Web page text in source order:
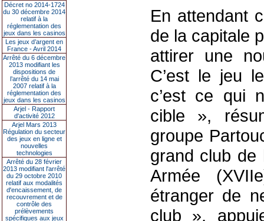
Décret no 2014-1724
du 30 décembre 2014
relatif à la
réglementation des
jeux dans les casinos
Les jeux d’argent en
France - Avril 2014
Arrêté du 6 décembre
2013 modifiant les
dispositions de
l’arrêté du 14 mai
2007 relatif à la
réglementation des
jeux dans les casinos
Arjel - Rapport
d'activité 2012
Arjel Mars 2013
Régulation du secteur
des jeux en ligne et
nouvelles
technologies
Arrêté du 28 février
2013 modifiant l'arrêté
du 29 octobre 2010
relatif aux modalités
d'encaissement, de
recouvrement et de
contrôle des
prélèvements
spécifiques aux jeux
En attendant
de la capitale
attirer une
C’est le jeu
c’est ce qui
cible »,
groupe
grand club de
Armée
étranger de
club »,